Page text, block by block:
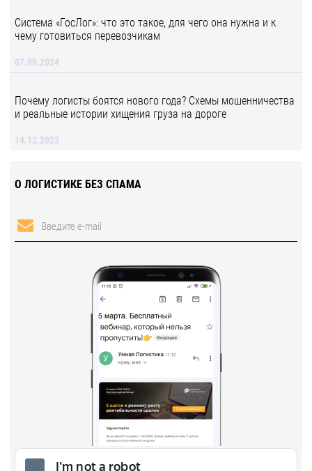
Система «ГосЛог»: что это такое, для чего она нужна и к
чему готовиться перевозчикам
07.08.2024
Почему логисты боятся нового года? Схемы мошенничества
и реальные истории хищения груза на дороге
14.12.2023
О ЛОГИСТИКЕ БЕЗ СПАМА